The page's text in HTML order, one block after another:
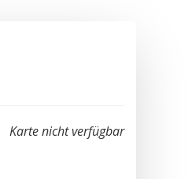
Karte nicht verfügbar